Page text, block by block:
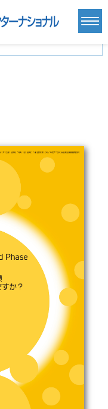
自然科学(25)
歯科学(3)
保健・体育(1)